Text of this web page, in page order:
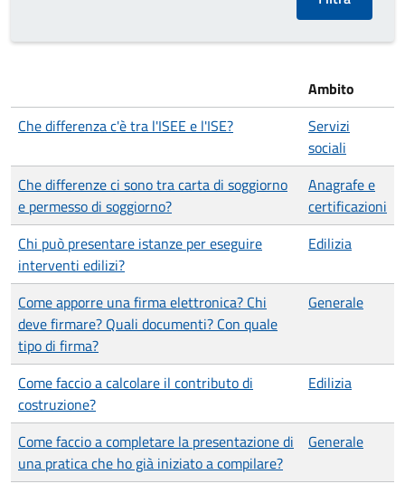
Ambito
Che differenza c'è tra l'ISEE e l'ISE?
Servizi
sociali
Che differenze ci sono tra carta di soggiorno
e permesso di soggiorno?
Anagrafe e
certificazioni
Chi può presentare istanze per eseguire
interventi edilizi?
Edilizia
Come apporre una firma elettronica? Chi
deve firmare? Quali documenti? Con quale
tipo di firma?
Generale
Come faccio a calcolare il contributo di
costruzione?
Edilizia
Come faccio a completare la presentazione di
una pratica che ho già iniziato a compilare?
Generale